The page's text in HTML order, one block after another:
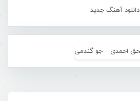
دانلود آهنگ جدید